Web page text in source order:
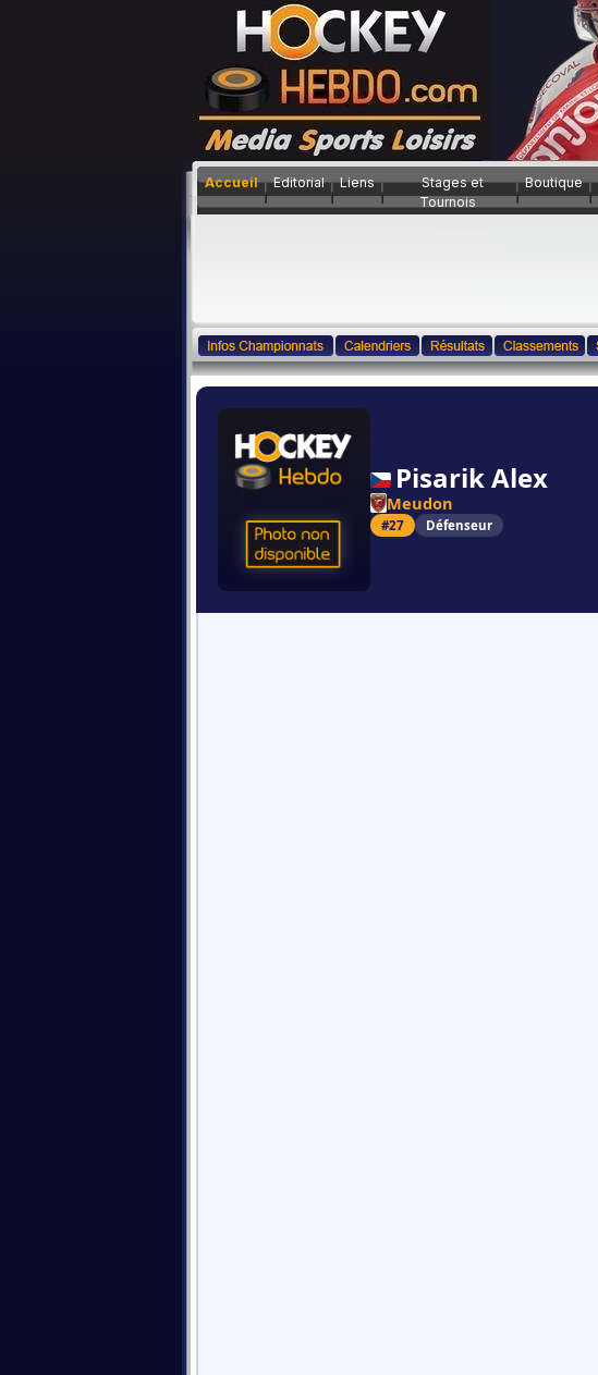
Accueil Editorial Liens
Stages et
Tournois
Boutique
Pisarik Alex
Meudon
#27 Défenseur